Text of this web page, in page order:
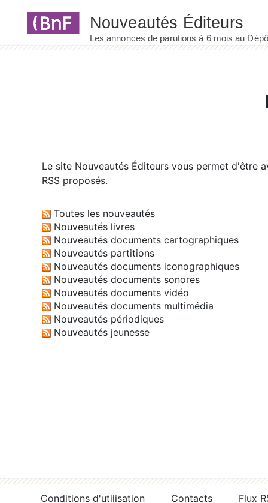
Le site Nouveautés Éditeurs vous permet d'être
RSS proposés.
Toutes les nouveautés
Nouveautés livres
Nouveautés documents cartographiques
Nouveautés partitions
Nouveautés documents iconographiques
Nouveautés documents sonores
Nouveautés documents vidéo
Nouveautés documents multimédia
Nouveautés périodiques
Nouveautés jeunesse
Conditions d'utilisation Contacts
Flux